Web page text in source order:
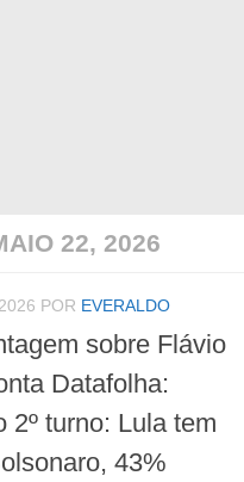
22, 2026
POR EVERALDO
sobre Flávio
Datafolha:
2º turno: Lula tem
43%